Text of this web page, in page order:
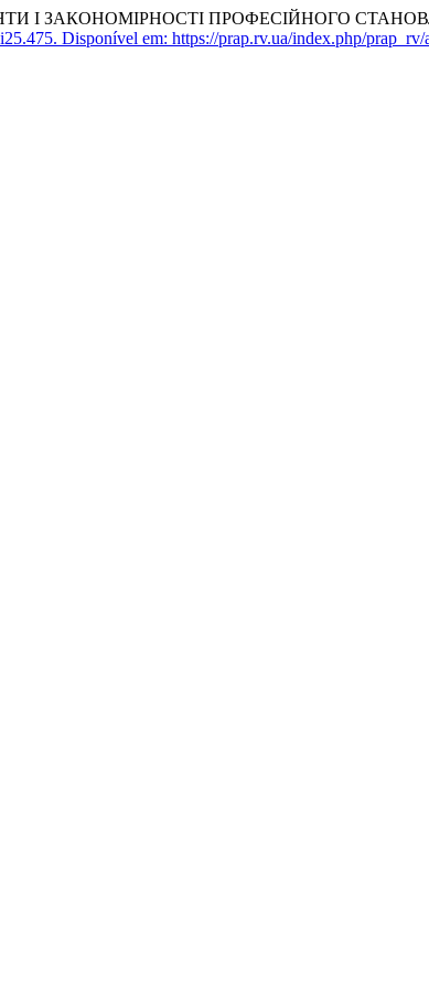
І ЗАКОНОМІРНОСТІ ПРОФЕСІЙНОГО
Disponível em: https://prap.rv.ua/index.php/